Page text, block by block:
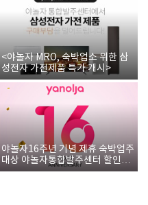
<야놀자 MRO, 숙박업소 위한 삼
성전자 가전제품 특가 개시>
야놀자16주년 기념 제휴 숙박업주
대상 야놀자통합발주센터 할인쿠
폰 증정